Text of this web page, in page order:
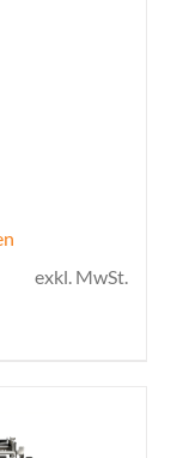
exkl. MwSt.